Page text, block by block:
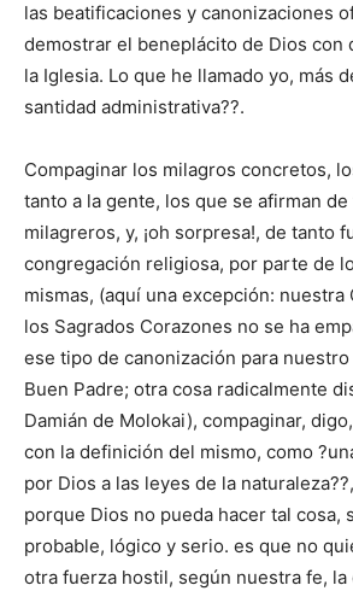
las beatificaciones y canonizaciones
demostrar el beneplácito de Dios con
la Iglesia. Lo que he llamado yo, más
santidad administrativa??.
Compaginar los milagros concretos,
tanto a la gente, los que se afirman
milagreros, y, ¡oh sorpresa!, de tanto
congregación religiosa, por parte de
mismas, (aquí una excepción: nuestra
los Sagrados Corazones no se ha
ese tipo de canonización para
Buen Padre; otra cosa radicalmente
Damián de Molokai), compaginar,
con la definición del mismo, como
por Dios a las leyes de la
porque Dios no pueda hacer tal cosa,
probable, lógico y serio. es que no
otra fuerza hostil, según nuestra fe, la